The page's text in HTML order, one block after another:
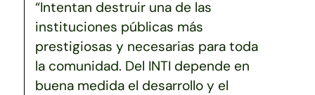
“Intentan destruir una de las
instituciones públicas más
prestigiosas y necesarias para toda
la comunidad. Del INTI depende en
buena medida el desarrollo y el